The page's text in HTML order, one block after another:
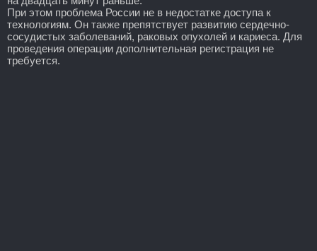
При этом проблема России не в недостатке доступа к
технологиям. Он также препятствует развитию сердечно-
сосудистых заболеваний, раковых опухолей и кариеса. Для
проведения операции дополнительная регистрация не
требуется.